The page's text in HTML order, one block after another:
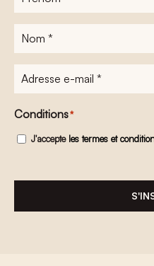
Nom
Adresse
e-
mail*
Conditions*
J'accepte les termes et